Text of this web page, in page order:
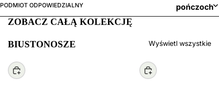
pończoch
PODMIOT ODPOWIEDZIALNY
ZOBACZ CAŁĄ KOLEKCJĘ
BIUSTONOSZE Wyświetl wszystkie
Wybierz Wybierz